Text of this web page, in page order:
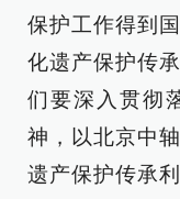
保护工作得到
化遗产保护传
们要深入贯彻
神，以北京中
遗产保护传承